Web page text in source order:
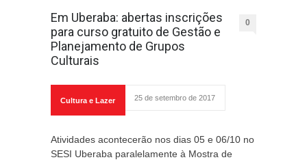
Em Uberaba: abertas inscrições
para curso gratuito de Gestão e
Planejamento de Grupos
Culturais
0
Cultura e Lazer 25 de setembro de 2017
Atividades acontecerão nos dias 05 e 06/10 no
SESI Uberaba paralelamente à Mostra de